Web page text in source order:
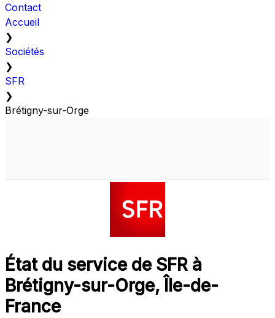
Contact
Accueil
❯
Sociétés
❯
SFR
❯
Brétigny-sur-Orge
État du service de SFR à
Brétigny-sur-Orge, Île-de-
France